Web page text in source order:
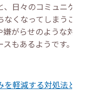
日々のコミュニケーシ
くなってしまうことも
がらせのような対応を
もあるようです。
軽減する対処法と改善